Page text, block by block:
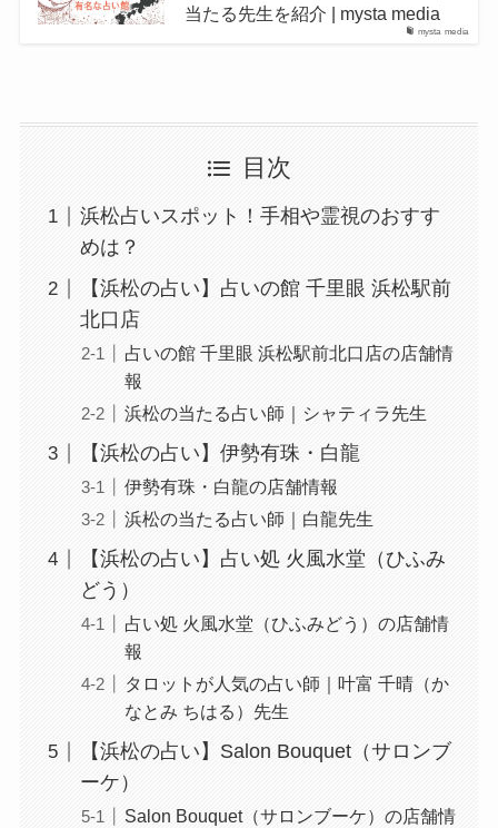
mysta media
当たる先生を紹介 | mysta media
目次
浜松占いスポット！手相や霊視のおすす
めは？
【浜松の占い】占いの館 千里眼 浜松駅前
北口店
占いの館 千里眼 浜松駅前北口店の店舗情
報
浜松の当たる占い師｜シャティラ先生
【浜松の占い】伊勢有珠・白龍
伊勢有珠・白龍の店舗情報
浜松の当たる占い師｜白龍先生
【浜松の占い】占い処 火風水堂（ひふみ
どう）
占い処 火風水堂（ひふみどう）の店舗情
報
タロットが人気の占い師｜叶富 千晴（か
なとみ ちはる）先生
【浜松の占い】Salon Bouquet（サロンブ
ーケ）
Salon Bouquet（サロンブーケ）の店舗情